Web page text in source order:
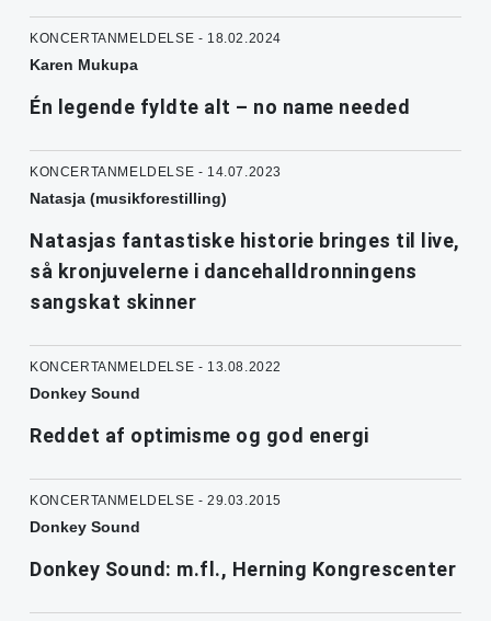
KONCERTANMELDELSE - 18.02.2024
Karen Mukupa
Én legende fyldte alt – no name needed
KONCERTANMELDELSE - 14.07.2023
Natasja (musikforestilling)
Natasjas fantastiske historie bringes til live,
så kronjuvelerne i dancehalldronningens
sangskat skinner
KONCERTANMELDELSE - 13.08.2022
Donkey Sound
Reddet af optimisme og god energi
KONCERTANMELDELSE - 29.03.2015
Donkey Sound
Donkey Sound: m.fl., Herning Kongrescenter